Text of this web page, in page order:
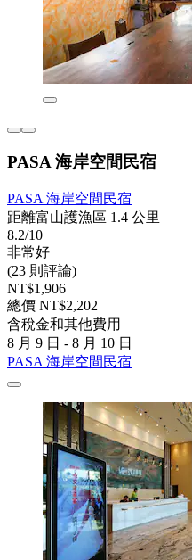
PASA 海岸空間民宿
PASA 海岸空間民宿
距離富山護漁區 1.4 公里
8.2/10
非常好
(23 則評論)
NT$1,906
總價 NT$2,202
含稅金和其他費用
8 月 9 日 - 8 月 10 日
PASA 海岸空間民宿